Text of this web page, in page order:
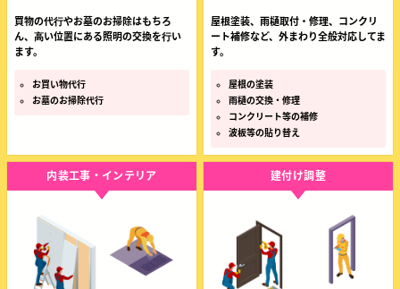
買物の代⾏やお墓のお掃除はもちろ
ん、⾼い位置にある照明の交換を⾏い
ます。
お買い物代行
お墓のお掃除代行
屋根塗装、雨樋取付・修理、コンクリ
ート補修など、外まわり全般対応してま
す。
屋根の塗装
雨樋の交換・修理
コンクリート等の補修
波板等の貼り替え
内装工事・インテリア 建付け調整